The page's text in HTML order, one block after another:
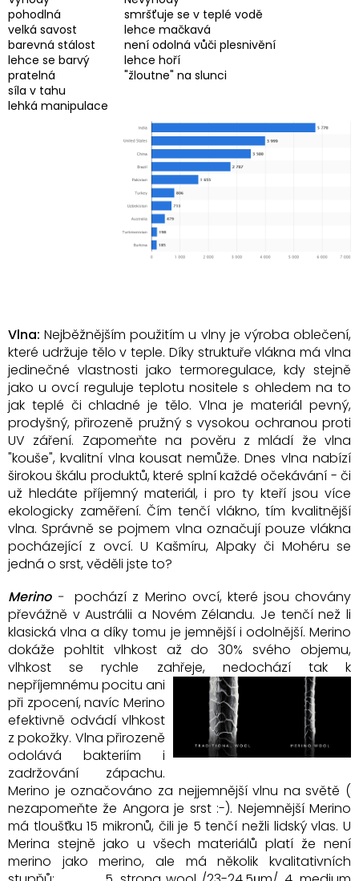
pohodlná
smršťuje se v teplé vodě
velká savost
lehce mačkavá
barevná stálost
není odolná vůči plesnivění
lehce se barvý
lehce hoří
pratelná
"žloutne" na slunci
síla v tahu
lehká manipulace
Vlna:Nejběžnějším použitím u vlny je výroba oblečení,
které udržuje tělo v teple. Díky struktuře vlákna má vlna
jedinečné vlastnosti jako termoregulace, kdy stejně
jako u ovcí reguluje teplotu nositele s ohledem na to
jak teplé či chladné je tělo. Vlna je materiál pevný,
prodyšný, přirozeně pružný s vysokou ochranou proti
UV záření. Zapomeňte na pověru z mládí že vlna
"kouše", kvalitní vlna kousat nemůže. Dnes vlna nabízí
širokou škálu produktů, které splní každé očekávání - či
už hledáte příjemný materiál, i pro ty kteří jsou více
ekologicky zaměření. Čím tenčí vlákno, tím kvalitnější
vlna. Správně se pojmem vlna označují pouze vlákna
pocházející z ovcí. U Kašmíru, Alpaky či Mohéru se
jedná o srst, věděli jste to?
Merino-pochází z Merino ovcí, které jsou chovány
převážně v Austrálii a Novém Zélandu. Je tenčí než li
klasická vlna a díky tomu je jemnější i odolnější. Merino
dokáže pohltit vlhkost až do 30% svého objemu,
vlhkost se rychle zahřeje, nedochází tak k
nepříjemnému pocitu ani
při zpocení, navíc Merino
efektivně odvádí vlhkost
z pokožky. Vlna přirozeně
odolává bakteriím i
zadržování zápachu.
Merino je označováno za nejjemnější vlnu na světě (
nezapomeňte že Angora je srst :-). Nejemnější Merino
má tloušťku 15 mikronů, čili je 5 tenčí nežli lidský vlas. U
Merina stejně jako u všech materiálů platí že není
merino jako merino, ale má několik kvalitativních